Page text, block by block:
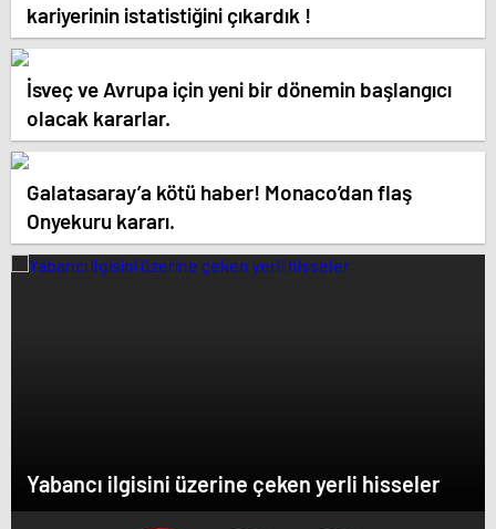
kariyerinin istatistiğini çıkardık !
İsveç ve Avrupa için yeni bir dönemin başlangıcı
olacak kararlar.
Galatasaray’a kötü haber! Monaco’dan flaş
Onyekuru kararı.
Yabancı ilgisini üzerine çeken yerli hisseler